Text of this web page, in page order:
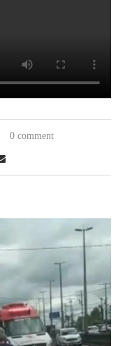
0 comment